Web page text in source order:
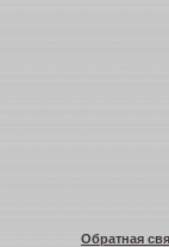
Обратная